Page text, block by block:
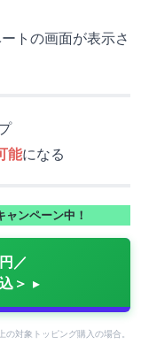
トの画面が表示さ
能になる
ンペーン中！
／
＞
対象トッピング購入の場合。